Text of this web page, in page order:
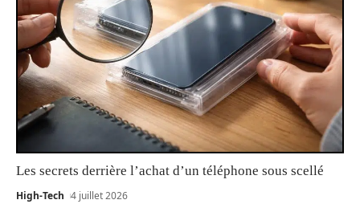
Les secrets derrière l’achat d’un téléphone sous scellé
High-Tech 4 juillet 2026